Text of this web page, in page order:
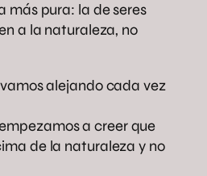
más pura: la de seres
a la naturaleza, no
alejando cada vez
a creer que
de la naturaleza y no